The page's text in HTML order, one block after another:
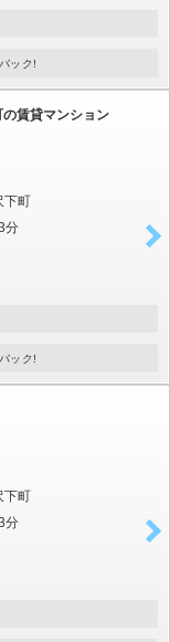
ック!
賃貸マンション
下町
分
ック!
下町
分